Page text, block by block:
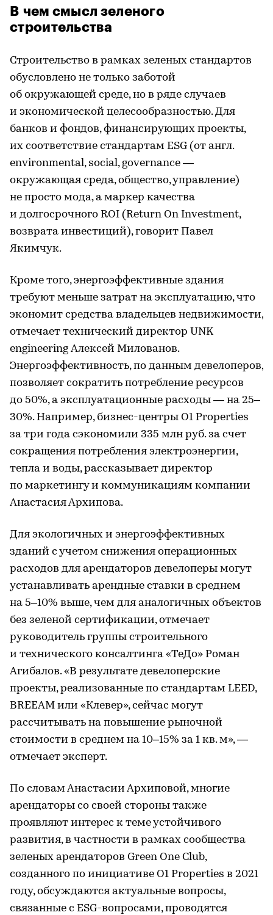
В чем смысл зеленого
строительства
Строительство в рамках зеленых стандартов
обусловлено не только заботой
об окружающей среде, но в ряде случаев
и экономической целесообразностью. Для
банков и фондов, финансирующих проекты,
их соответствие стандартам ESG (от англ.
environmental, social, governance —
окружающая среда, общество, управление)
не просто мода, а маркер качества
и долгосрочного ROI (Return On Investment,
возврата инвестиций), говорит Павел
Якимчук.
Кроме того, энергоэффективные здания
требуют меньше затрат на эксплуатацию, что
экономит средства владельцев недвижимости,
отмечает технический директор UNK
engineering Алексей Милованов.
Энергоэффективность, по данным девелоперов,
позволяет сократить потребление ресурсов
до 50%, а эксплуатационные расходы — на 25–
30%. Например, бизнес-центры O1 Properties
за три года сэкономили 335 млн руб. за счет
сокращения потребления электроэнергии,
тепла и воды, рассказывает директор
по маркетингу и коммуникациям компании
Анастасия Архипова.
Для экологичных и энергоэффективных
зданий с учетом снижения операционных
расходов для арендаторов девелоперы могут
устанавливать арендные ставки в среднем
на 5–10% выше, чем для аналогичных объектов
без зеленой сертификации, отмечает
руководитель группы строительного
и технического консалтинга «ТеДо» Роман
Агибалов. «В результате девелоперские
проекты, реализованные по стандартам LEED,
BREEAM или «Клевер», сейчас могут
рассчитывать на повышение рыночной
стоимости в среднем на 10–15% за 1 кв. м», —
отмечает эксперт.
По словам Анастасии Архиповой, многие
арендаторы со своей стороны также
проявляют интерес к теме устойчивого
развития, в частности в рамках сообщества
зеленых арендаторов Green One Club,
созданного по инициативе O1 Properties в 2021
году, обсуждаются актуальные вопросы,
связанные с ESG-вопросами, проводятся